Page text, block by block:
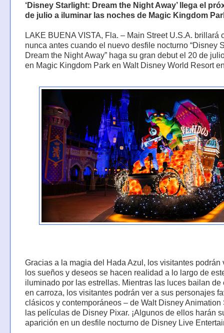
‘Disney Starlight: Dream the Night Away’ llega el
de julio a iluminar las noches de Magic Kingdom
LAKE BUENA VISTA, Fla. – Main Street U.S.A. brillará
nunca antes cuando el nuevo desfile nocturno “Disney
Dream the Night Away” haga su gran debut el 20 de
en Magic Kingdom Park en Walt Disney World Resort
Gracias a la magia del Hada Azul, los visitantes podrán
los sueños y deseos se hacen realidad a lo largo de
iluminado por las estrellas. Mientras las luces bailan de
en carroza, los visitantes podrán ver a sus personajes
clásicos y contemporáneos – de Walt Disney Animation
las películas de Disney Pixar. ¡Algunos de ellos harán
aparición en un desfile nocturno de Disney Live